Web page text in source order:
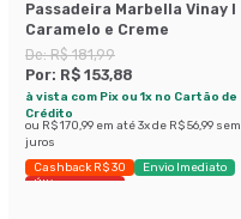
Passadeira Marbella Vinay I
Caramelo e Creme
De:R$ 181,99
Por: R$ 153,88
à vista com Pix ou 1x no Cartão de
Crédito
ou R$ 170,99 em até3x de R$ 56,99 sem
juros
Cashback R$ 30
Envio Imediato
Últimas peças